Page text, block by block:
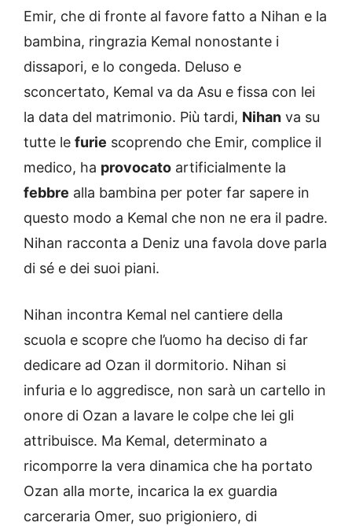
Emir, che di fronte al favore fatto a Nihan e la
bambina, ringrazia Kemal nonostante i
dissapori, e lo congeda. Deluso e
sconcertato, Kemal va da Asu e fissa con lei
la data del matrimonio. Più tardi, Nihan va su
tutte le furie scoprendo che Emir, complice il
medico, ha provocato artificialmente la
febbre alla bambina per poter far sapere in
questo modo a Kemal che non ne era il padre.
Nihan racconta a Deniz una favola dove parla
di sé e dei suoi piani.
Nihan incontra Kemal nel cantiere della
scuola e scopre che l’uomo ha deciso di far
dedicare ad Ozan il dormitorio. Nihan si
infuria e lo aggredisce, non sarà un cartello in
onore di Ozan a lavare le colpe che lei gli
attribuisce. Ma Kemal, determinato a
ricomporre la vera dinamica che ha portato
Ozan alla morte, incarica la ex guardia
carceraria Omer, suo prigioniero, di